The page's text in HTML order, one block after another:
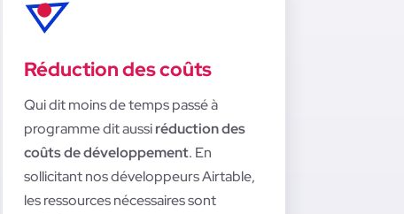
Réduction des coûts
Qui dit moins de temps passé à
programme dit aussiréduction des
coûts de développement. En
sollicitant nos développeurs Airtable,
les ressources nécessaires sont